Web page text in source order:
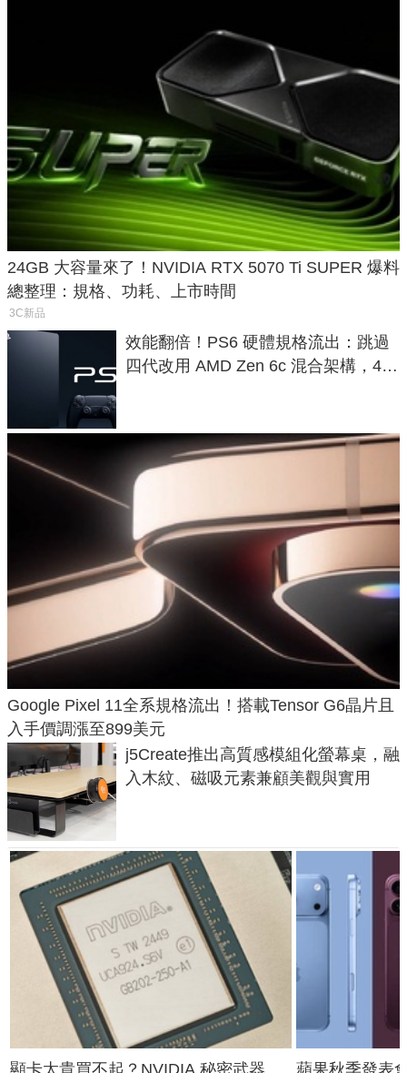
24GB 大容量來了！NVIDIA RTX 5070 Ti SUPER 爆料
總整理：規格、功耗、上市時間
3C新品
效能翻倍！PS6 硬體規格流出：跳過
四代改用 AMD Zen 6c 混合架構，4K
Google Pixel 11全系規格流出！搭載Tensor G6晶片且
入手價調漲至899美元
j5Create推出高質感模組化螢幕桌，融
入木紋、磁吸元素兼顧美觀與實用